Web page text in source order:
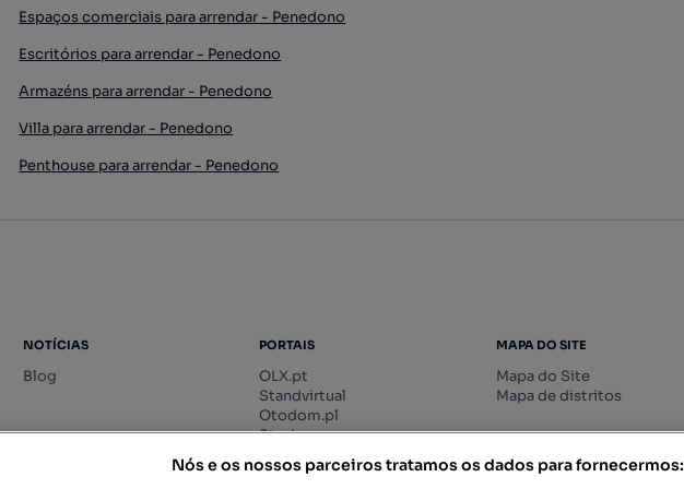
Espaços comerciais para arrendar - Penedono
Escritórios para arrendar - Penedono
Armazéns para arrendar - Penedono
Villa para arrendar - Penedono
Penthouse para arrendar - Penedono
NOTÍCIAS
Blog
PORTAIS
OLX.pt
Standvirtual
Otodom.pl
Storia.ro
MAPA DO SITE
Mapa do Site
Mapa de distritos
Nós e os nossos parceiros tratamos os dados para fornecermos: